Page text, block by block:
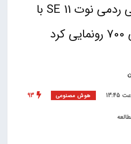
شیائومی از گوشی ردمی نوت 11 SE با
هوش مصنوعی 93